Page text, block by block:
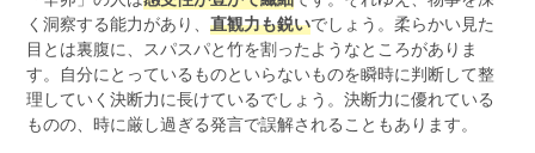
く洞察する能力があり、直観力も鋭いでしょう。柔らかい見た
目とは裏腹に、スパスパと竹を割ったようなところがありま
す。自分にとっているものといらないものを瞬時に判断して整
理していく決断力に長けているでしょう。決断力に優れている
ものの、時に厳し過ぎる発言で誤解されることもあります。